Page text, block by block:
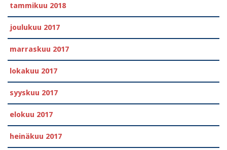
tammikuu 2018
joulukuu 2017
marraskuu 2017
lokakuu 2017
syyskuu 2017
elokuu 2017
heinäkuu 2017